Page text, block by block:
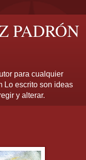
PADRÓN
para cualquier
Lo escrito son ideas
y alterar.